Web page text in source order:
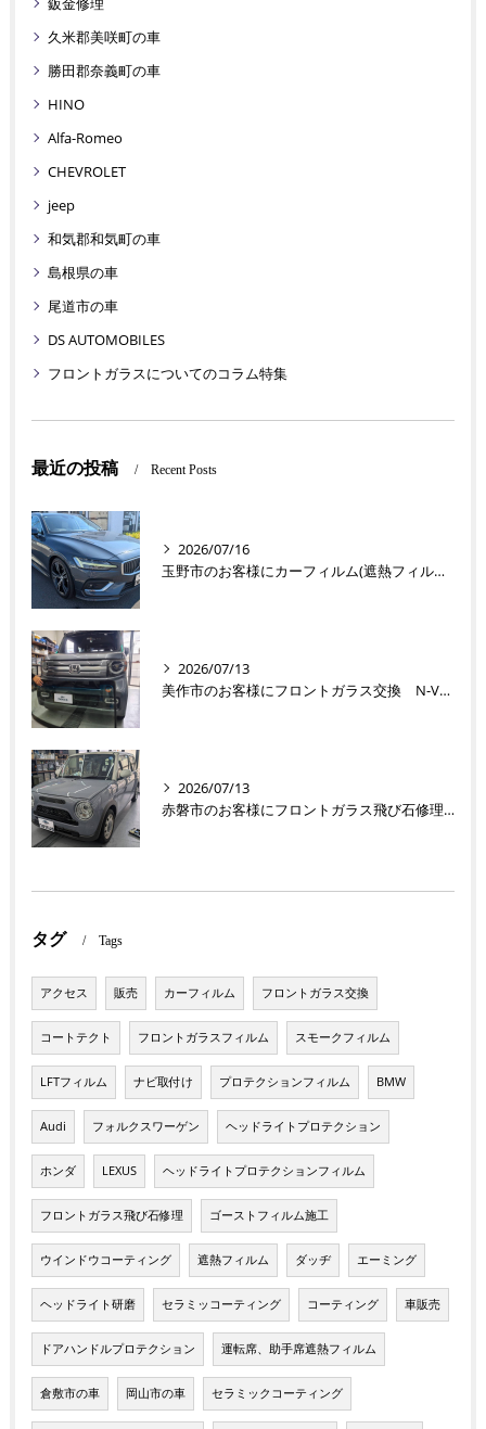
久米郡美咲町の車
勝田郡奈義町の車
HINO
Alfa-Romeo
CHEVROLET
jeep
和気郡和気町の車
島根県の車
尾道市の車
DS AUTOMOBILES
フロントガラスについてのコラム特集
最近の投稿 Recent Posts
2026/07/16
玉野市のお客様にカーフィルム(遮熱フィルム) V60【nexus株式会社】
2026/07/13
美作市のお客様にフロントガラス交換 N-VAN【nexus株式会社】
2026/07/13
赤磐市のお客様にフロントガラス飛び石修理 ラパン【nexus株式会社】
タグ Tags
アクセス 販売 カーフィルム フロントガラス交換
コートテクト フロントガラスフィルム スモークフィルム
LFTフィルム ナビ取付け プロテクションフィルム BMW
Audi フォルクスワーゲン ヘッドライトプロテクション
ホンダ LEXUS ヘッドライトプロテクションフィルム
フロントガラス飛び石修理 ゴーストフィルム施工
ウインドウコーティング 遮熱フィルム ダッヂ エーミング
ヘッドライト研磨 セラミッコーティング コーティング 車販売
ドアハンドルプロテクション 運転席、助手席遮熱フィルム
倉敷市の車 岡山市の車 セラミックコーティング